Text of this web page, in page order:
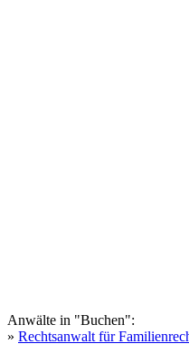
Anwälte in "Buchen":
» Rechtsanwalt für